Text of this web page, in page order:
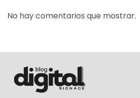
No hay comentarios que mostrar.